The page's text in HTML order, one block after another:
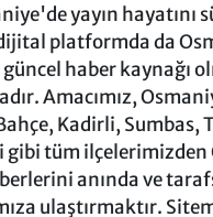
yayın hayatını
platformda da
haber kaynağı
Amacımız,
Kadirli, Sumbas,
gibi tüm ilçelerimizden
anında ve
ulaştırmaktır.